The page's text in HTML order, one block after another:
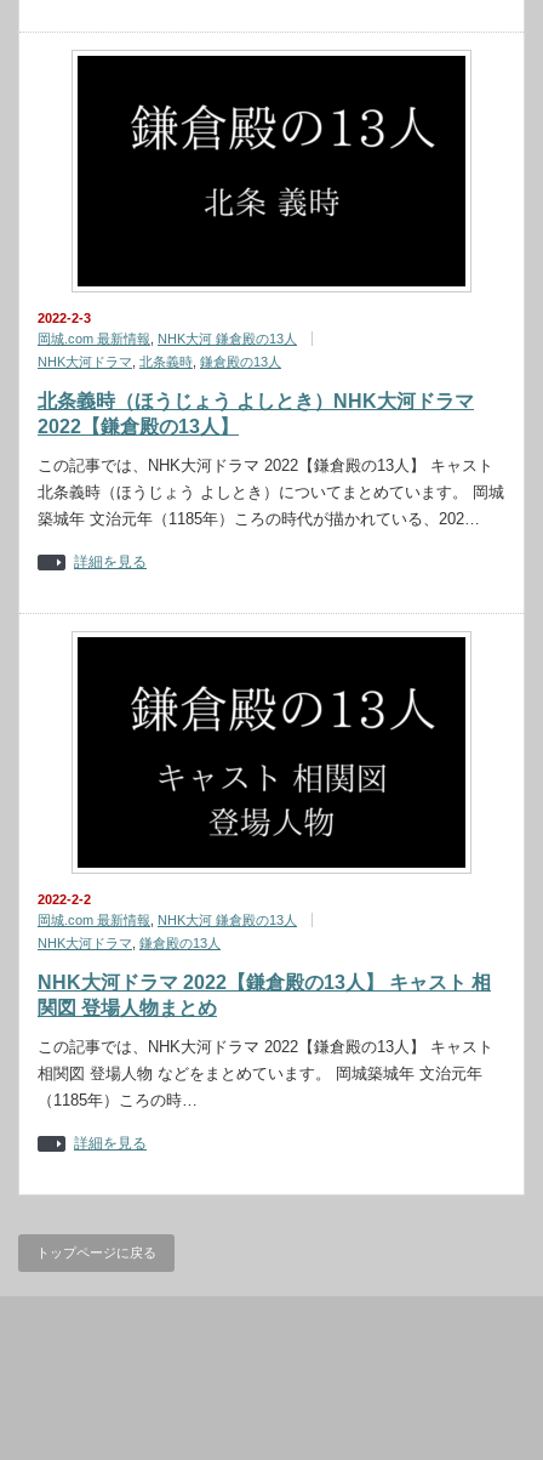
2022-2-3
岡城.com 最新情報
NHK大河 鎌倉殿の13人
NHK大河ドラマ 北条義時 鎌倉殿の13人
北条義時（ほうじょう よしとき）NHK大河ドラマ
2022【鎌倉殿の13人】
この記事では、NHK大河ドラマ 2022【鎌倉殿の13人】 キャスト
北条義時（ほうじょう よしとき）についてまとめています。 岡城
築城年 文治元年（1185年）ころの時代が描かれている、202…
詳細を見る
2022-2-2
岡城.com 最新情報
NHK大河 鎌倉殿の13人
NHK大河ドラマ 鎌倉殿の13人
NHK大河ドラマ 2022【鎌倉殿の13人】 キャスト 相
関図 登場人物まとめ
この記事では、NHK大河ドラマ 2022【鎌倉殿の13人】 キャスト
相関図 登場人物 などをまとめています。 岡城築城年 文治元年
（1185年）ころの時…
詳細を見る
トップページに戻る